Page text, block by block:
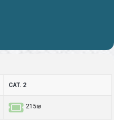
CAT. 2
215₪